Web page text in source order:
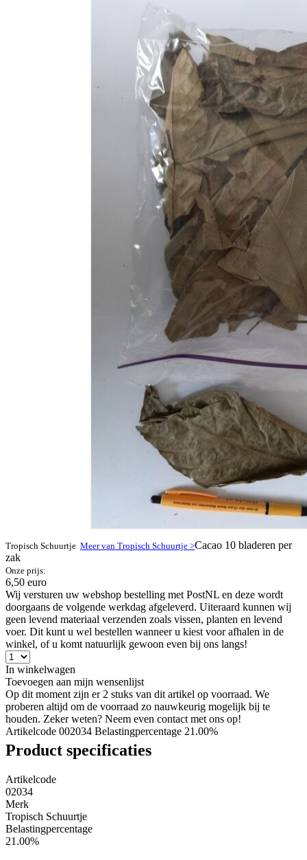
Tropisch Schuurtje Meer van Tropisch Schuurtje >Cacao 10 bladeren per
zak
Onze prijs:
6,50 euro
Wij versturen uw webshop bestelling met PostNL en deze wordt
doorgaans de volgende werkdag afgeleverd. Uiteraard kunnen wij
geen levend materiaal verzenden zoals vissen, planten en levend
voer. Dit kunt u wel bestellen wanneer u kiest voor afhalen in de
winkel, of u komt natuurlijk gewoon even bij ons langs!
In winkelwagen
Toevoegen aan mijn wensenlijst
Op dit moment zijn er 2 stuks van dit artikel op voorraad. We
proberen altijd om de voorraad zo nauwkeurig mogelijk bij te
houden. Zeker weten? Neem even contact met ons op!
Artikelcode 002034 Belastingpercentage 21.00%
Product specificaties
Artikelcode
02034
Merk
Tropisch Schuurtje
Belastingpercentage
21.00%